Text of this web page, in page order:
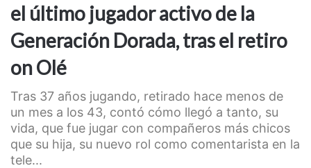
el último jugador activo de la
Generación Dorada, tras el retiro
on Olé
Tras 37 años jugando, retirado hace menos de
un mes a los 43, contó cómo llegó a tanto, su
vida, que fue jugar con compañeros más chicos
que su hija, su nuevo rol como comentarista en la
tele...